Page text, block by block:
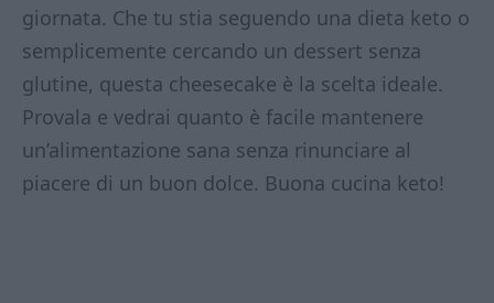
giornata. Che tu stia seguendo una dieta keto o
semplicemente cercando un dessert senza
glutine, questa cheesecake è la scelta ideale.
Provala e vedrai quanto è facile mantenere
un’alimentazione sana senza rinunciare al
piacere di un buon dolce. Buona cucina keto!